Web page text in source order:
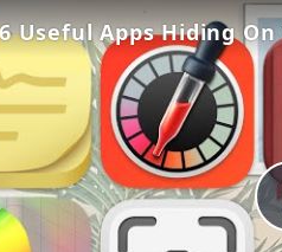
6 Useful Apps Hiding On